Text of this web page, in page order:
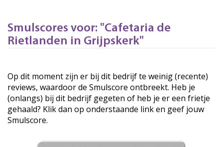
Smulscores voor: "Cafetaria de
Rietlanden in Grijpskerk"
Op dit moment zijn er bij dit bedrijf te weinig (recente)
reviews, waardoor de Smulscore ontbreekt. Heb je
(onlangs) bij dit bedrijf gegeten of heb je er een frietje
gehaald? Klik dan op onderstaande link en geef jouw
Smulscore.